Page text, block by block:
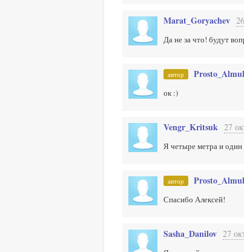
Marat_Goryachev
Да не за что! будут
автор
ок :)
Vengr_Kritsuk 27
Я четыре метра и
автор
Спасибо Алексей!
Sasha_Danilov 27